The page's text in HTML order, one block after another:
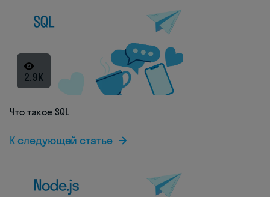
2.9K
Что такое SQL
К следующей статье